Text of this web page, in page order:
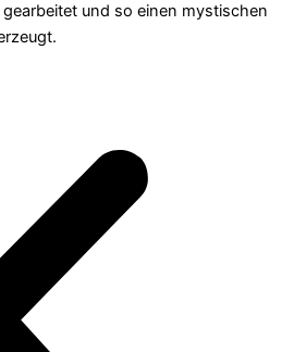
und so einen mystischen